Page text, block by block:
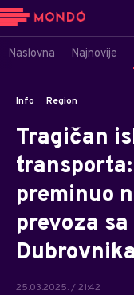
Naslovna Najnovije
Info Region
Tragičan
preminuo
prevoza
Dubrovnika
25.03.2025. / 21:42